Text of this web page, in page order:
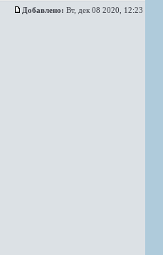
Добавлено: Вт, дек 08 2020, 12:23